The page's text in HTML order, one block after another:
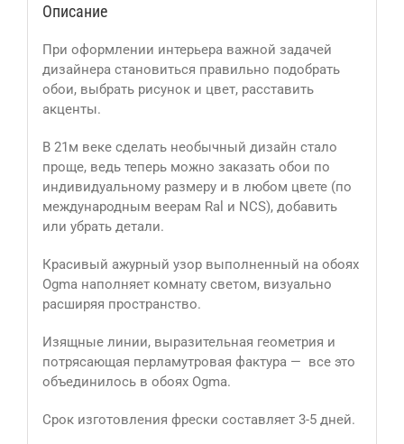
Описание
При оформлении интерьера важной задачей
дизайнера становиться правильно подобрать
обои, выбрать рисунок и цвет, расставить
акценты.
В 21м веке сделать необычный дизайн стало
проще, ведь теперь можно заказать обои по
индивидуальному размеру и в любом цвете (по
международным веерам Ral и NCS), добавить
или убрать детали.
Красивый ажурный узор выполненный на обоях
Ogma наполняет комнату светом, визуально
расширяя пространство.
Изящные линии, выразительная геометрия и
потрясающая перламутровая фактура — все это
объединилось в обоях Ogma.
Срок изготовления фрески составляет 3-5 дней.